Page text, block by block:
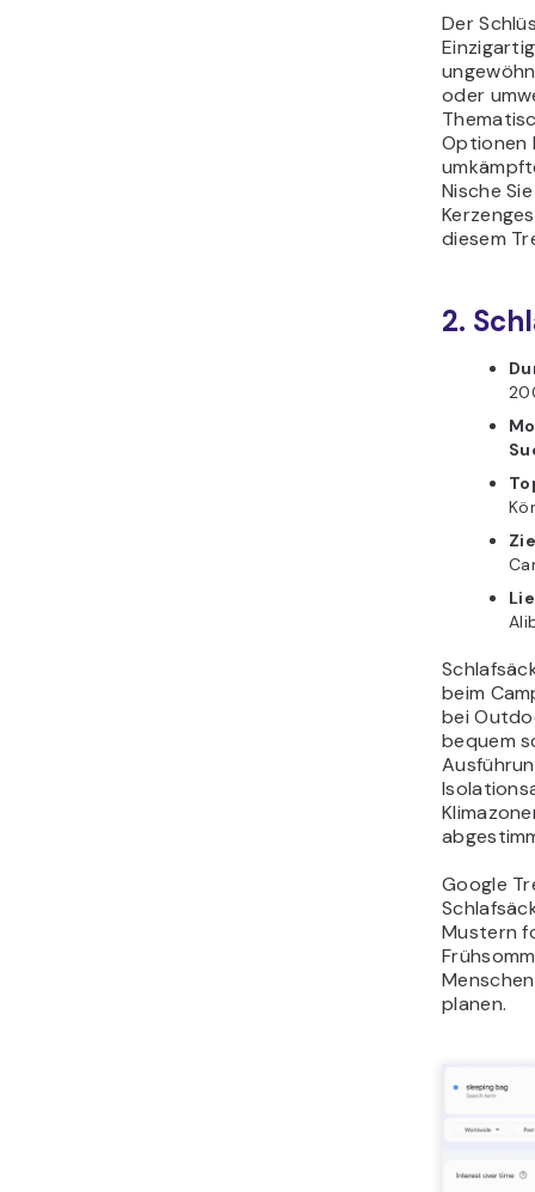
Der
oder
Optionen
Nische
diesem
2.
beim
bei
bequem
Google
Mustern
planen.